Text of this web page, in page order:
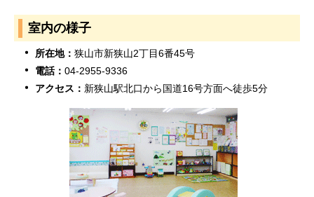
室内の様子
所在地： 狭山市新狭山2丁目6番45号
電話： 04-2955-9336
アクセス： 新狭山駅北口から国道16号方面へ徒歩5分